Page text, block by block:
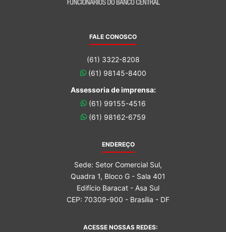
FALE CONOSCO
(61) 3322-8208
(61) 98145-8400
Assessoria de imprensa:
(61) 99155-4516
(61) 98162-6759
ENDEREÇO
Sede: Setor Comercial Sul,
Quadra 1, Bloco G - Sala 401
Edifício Baracat - Asa Sul
CEP: 70309-900 - Brasília - DF
ACESSE NOSSAS REDES: